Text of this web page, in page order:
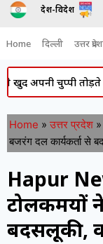
देश-विदेश
Home दिल्ली उत्तर प्रदेश
चुप्पी तोड़ते हुए बताई
Home » उत्तर प्रदेश »
बजरंग दल कार्यकर्ता से
Hapur
बदसलूकी,